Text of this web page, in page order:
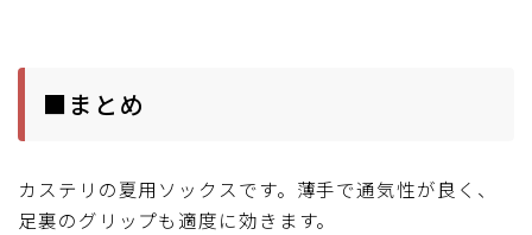
■まとめ
カステリの夏用ソックスです。薄手で通気性が良く、
足裏のグリップも適度に効きます。